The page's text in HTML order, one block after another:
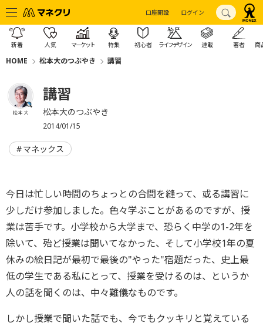
口座開設 ログイン
新着 人気 マーケット 特集 初心者 ライフデザイン 連載 著者 商
HOME 松本大のつぶやき 講習
松本 大
講習
松本大のつぶやき
2014/01/15
マネックス
今日は忙しい時間のちょっとの合間を縫って、或る講習に
少しだけ参加しました。色々学ぶことがあるのですが、授
業は苦手です。小学校から大学まで、恐らく中学の1-2年を
除いて、殆ど授業は聞いてなかった、そして小学校1年の夏
休みの絵日記が最初で最後の"やった"宿題だった、史上最
低の学生である私にとって、授業を受けるのは、というか
人の話を聞くのは、中々難儀なものです。
しかし授業で聞いた話でも、今でもクッキリと覚えている